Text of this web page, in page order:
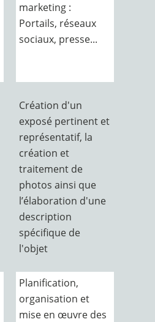
marketing :
Portails, réseaux
sociaux, presse...
Création d'un
exposé pertinent et
représentatif, la
création et
traitement de
photos ainsi que
l’élaboration d'une
description
spécifique de
l'objet
Planification,
organisation et
mise en œuvre des